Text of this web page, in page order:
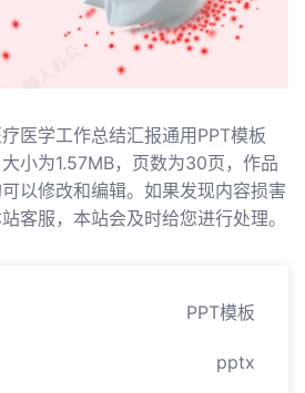
医学工作总结汇报通用PPT模板
小为1.57MB，页数为30页，作品
以修改和编辑。如果发现内容损害
客服，本站会及时给您进行处理。
PPT模板
pptx